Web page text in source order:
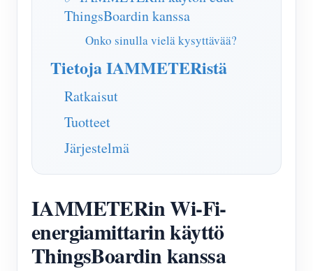
ThingsBoardin kanssa
Onko sinulla vielä kysyttävää?
Tietoja IAMMETERistä
Ratkaisut
Tuotteet
Järjestelmä
IAMMETERin Wi-Fi-
energiamittarin käyttö
ThingsBoardin kanssa